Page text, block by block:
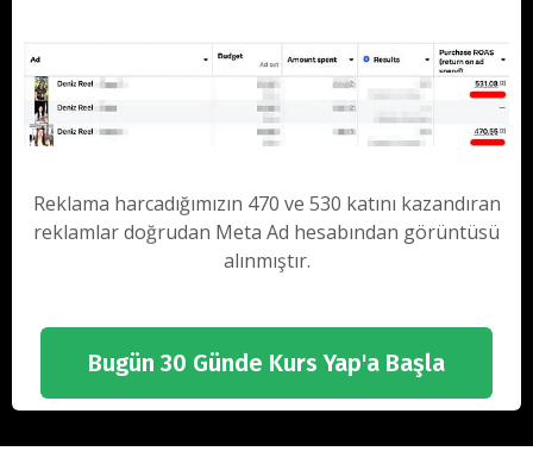
Reklama harcadığımızın 470 ve 530 katını kazandıran
reklamlar doğrudan Meta Ad hesabından görüntüsü
alınmıştır.
Bugün 30 Günde Kurs Yap'a Başla